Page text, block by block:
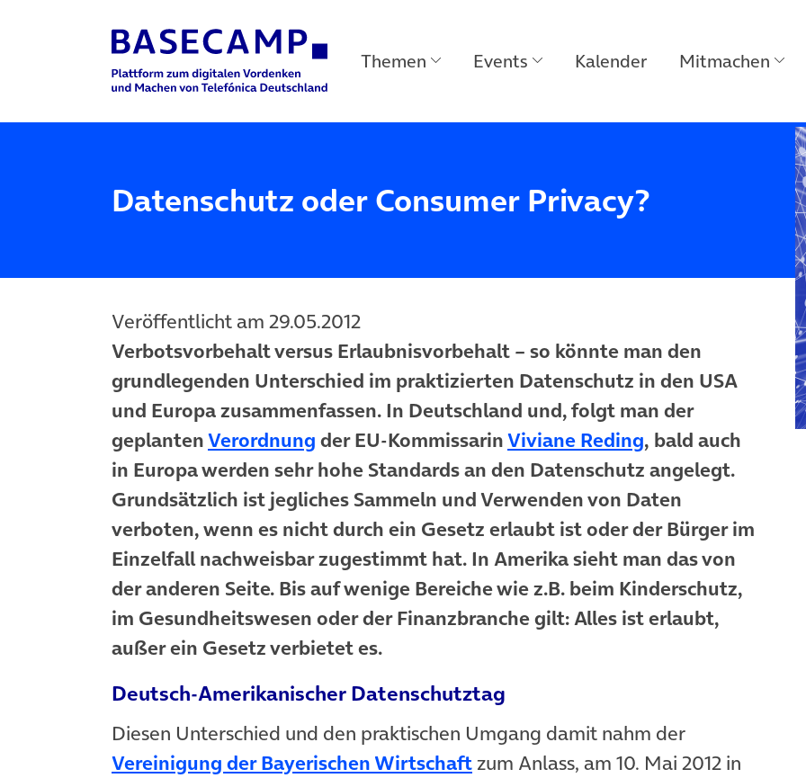
Main Navigation Themen Events Kalender Mitmachen
Datenschutz oder Consumer Privacy?
Veröffentlicht am 29.05.2012
Verbotsvorbehalt versus Erlaubnisvorbehalt – so könnte man den
grundlegenden Unterschied im praktizierten Datenschutz in den USA
und Europa zusammenfassen. In Deutschland und, folgt man der
geplantenVerordnung der EU-KommissarinViviane Reding, bald auch
in Europa werden sehr hohe Standards an den Datenschutz angelegt.
Grundsätzlich ist jegliches Sammeln und Verwenden von Daten
verboten, wenn es nicht durch ein Gesetz erlaubt ist oder der Bürger im
Einzelfall nachweisbar zugestimmt hat. In Amerika sieht man das von
der anderen Seite. Bis auf wenige Bereiche wie z.B. beim Kinderschutz,
im Gesundheitswesen oder der Finanzbranche gilt: Alles ist erlaubt,
außer ein Gesetz verbietet es.
Deutsch-Amerikanischer Datenschutztag
Diesen Unterschied und den praktischen Umgang damit nahm der
Vereinigung der Bayerischen Wirtschaft zum Anlass, am 10. Mai 2012 in